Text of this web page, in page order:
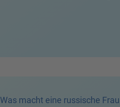
Was macht eine russische